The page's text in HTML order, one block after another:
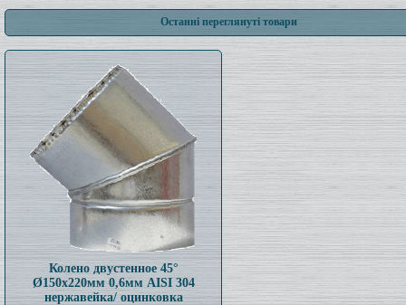
Останні переглянуті товари
Колено двустенное 45°
Ø150x220мм 0,6мм AISI 304
нержавейка/ оцинковка